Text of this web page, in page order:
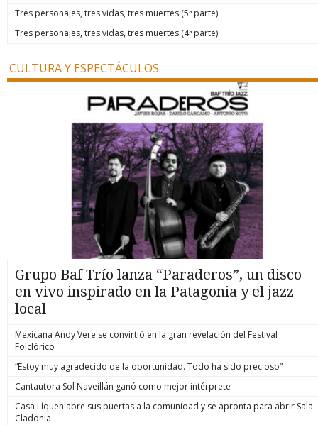
Tres personajes, tres vidas, tres muertes (5ª parte).
Tres personajes, tres vidas, tres muertes (4ª parte)
CULTURA Y ESPECTÁCULOS
Grupo Baf Trío lanza “Paraderos”, un disco
en vivo inspirado en la Patagonia y el jazz
local
Mexicana Andy Vere se convirtió en la gran revelación del Festival
Folclórico
“Estoy muy agradecido de la oportunidad. Todo ha sido precioso”
Cantautora Sol Naveillán ganó como mejor intérprete
Casa Líquen abre sus puertas a la comunidad y se apronta para abrir Sala
Cladonia